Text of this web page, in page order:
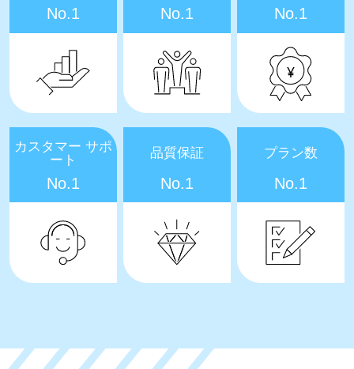
No.1 No.1 No.1
カスタマー サポ
ート
No.1
品質保証
No.1
プラン数
No.1